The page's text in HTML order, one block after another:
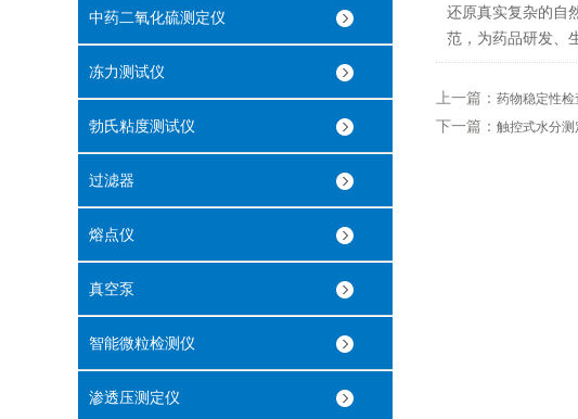
中药二氧化硫测定仪
冻力测试仪
勃氏粘度测试仪
过滤器
熔点仪
真空泵
智能微粒检测仪
渗透压测定仪
还原真实复杂的自
范，为药品研发、
上一篇： 药物稳定性检
下一篇： 触控式水分